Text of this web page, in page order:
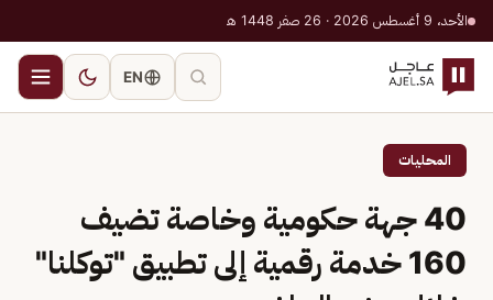
الأحد، 9 أغسطس 2026 · 26 صفر 1448 هـ
EN
المحليات
40 جهة حكومية وخاصة تضيف
160 خدمة رقمية إلى تطبيق "توكلنا"